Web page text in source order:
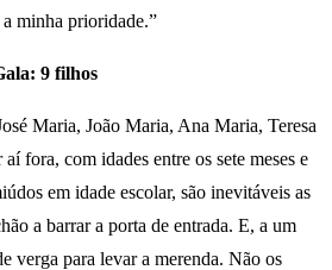
minha prioridade.”
9 filhos
Maria, João Maria, Ana Maria, Teresa
fora, com idades entre os sete meses e
em idade escolar, são inevitáveis as
a barrar a porta de entrada. E, a um
verga para levar a merenda. Não os